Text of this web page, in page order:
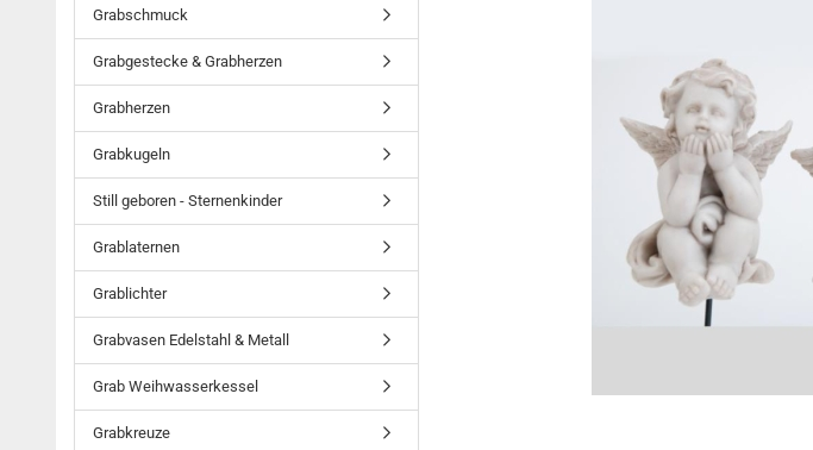
Grabschmuck
Grabgestecke & Grabherzen
Grabherzen
Grabkugeln
Still geboren - Sternenkinder
Grablaternen
Grablichter
Grabvasen Edelstahl & Metall
Grab Weihwasserkessel
Grabkreuze